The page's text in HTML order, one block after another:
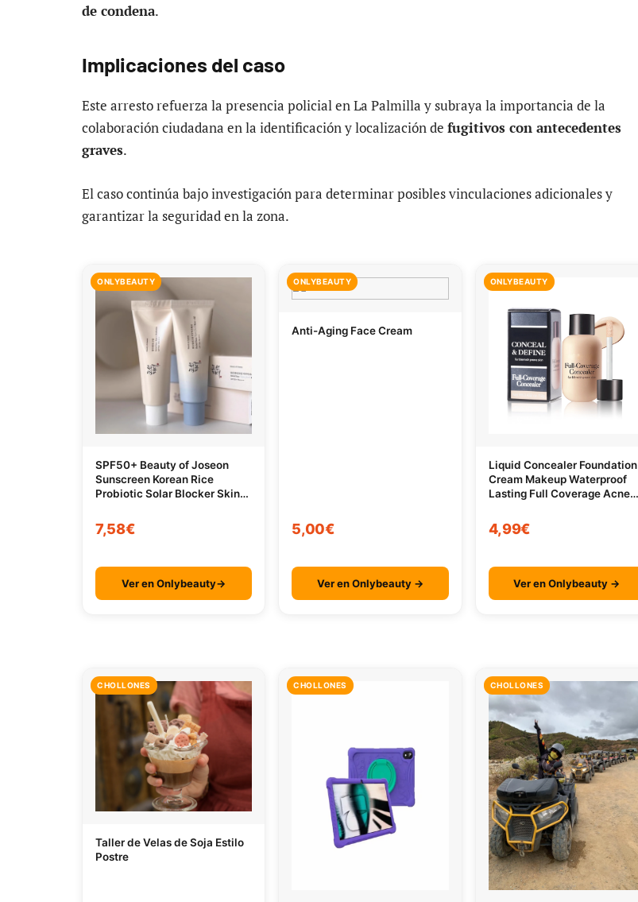
de condena.
Implicaciones del caso
Este arresto refuerza la presencia policial en La Palmilla y subraya la importancia de la
colaboración ciudadana en la identificación y localización de fugitivos con antecedentes
graves.
El caso continúa bajo investigación para determinar posibles vinculaciones adicionales y
garantizar la seguridad en la zona.
ONLYBEAUTY
SPF50+ Beauty of Joseon
Sunscreen Korean Rice
Probiotic Solar Blocker Skin
Facial Mild Moisturizer 50ml
7,58€
Ver en Onlybeauty→
ONLYBEAUTY
Anti-Aging Face Cream
5,00€
Ver en Onlybeauty →
ONLYBEAUTY
Liquid Concealer Foundation
Cream Makeup Waterproof
Lasting Full Coverage Acne
Base Cosmetics
4,99€
Ver en Onlybeauty →
CHOLLONES
Taller de Velas de Soja Estilo
Postre
CHOLLONES CHOLLONES